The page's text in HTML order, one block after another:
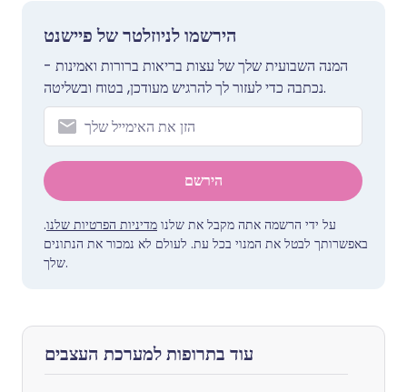
הירשמו לניוזלטר של פיישנט
המנה השבועית שלך של עצות בריאות ברורות ואמינות -
נכתבה כדי לעזור לך להרגיש מעודכן, בטוח ובשליטה.
הירשם
על ידי הרשמה אתה מקבל את שלנו מדיניות הפרטיות שלנו.
באפשרותך לבטל את המנוי בכל עת. לעולם לא נמכור את הנתונים
שלך.
עוד בתרופות למערכת העצבים